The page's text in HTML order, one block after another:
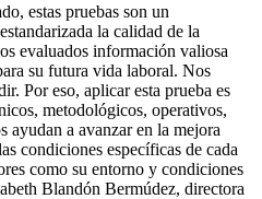
estas pruebas son un
la calidad de la
evaluados información valiosa
su futura vida laboral. Nos
Por eso, aplicar esta prueba es
metodológicos, operativos,
ayudan a avanzar en la mejora
condiciones específicas de cada
como su entorno y condiciones
Blandón Bermúdez, directora